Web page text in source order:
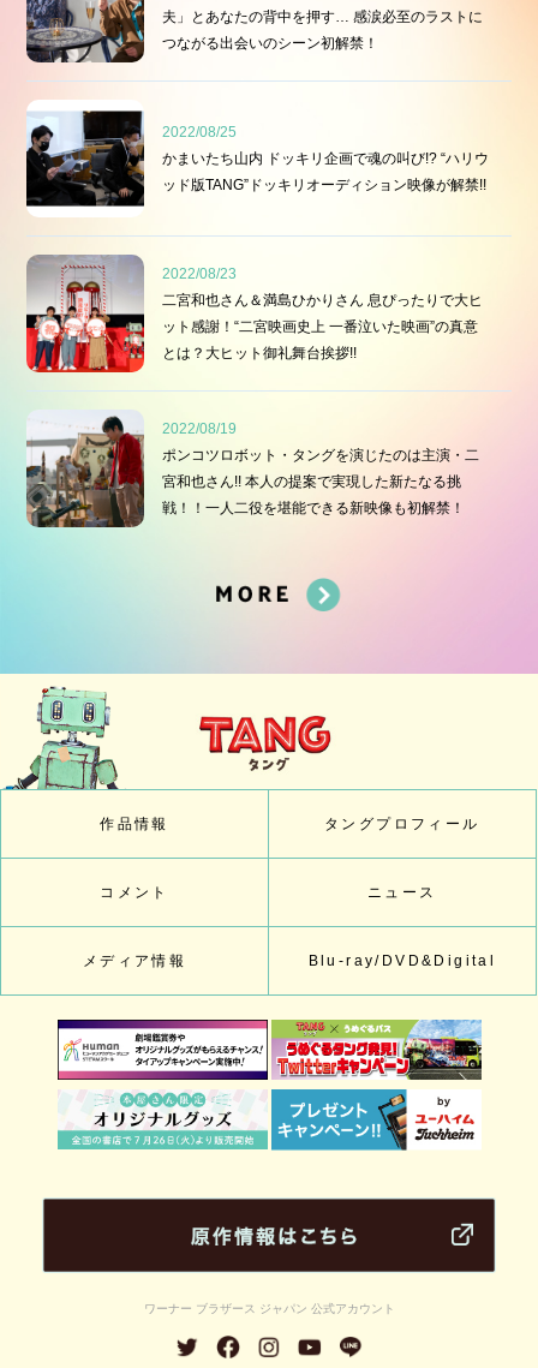
夫」とあなたの背中を押す… 感涙必至のラストに
つながる出会いのシーン初解禁！
2022/08/25
かまいたち山内 ドッキリ企画で魂の叫び!? “ハリウ
ッド版TANG”ドッキリオーディション映像が解禁!!
2022/08/23
二宮和也さん＆満島ひかりさん 息ぴったりで大ヒ
ット感謝！“二宮映画史上 一番泣いた映画”の真意
とは？大ヒット御礼舞台挨拶!!
2022/08/19
ポンコツロボット・タングを演じたのは主演・二
宮和也さん!! 本人の提案で実現した新たなる挑
戦！！一人二役を堪能できる新映像も初解禁！
作品情報 タングプロフィール
コメント ニュース
メディア情報 Blu-ray/DVD&Digital
ワーナー ブラザース ジャパン 公式アカウント